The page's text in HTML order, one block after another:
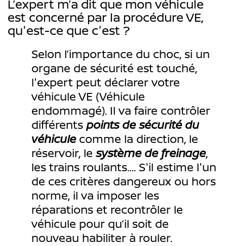
L’expert m’a dit que mon véhicule
est concerné par la procédure VE,
qu'est-ce que c'est ?
Selon l’importance du choc, si un
organe de sécurité est touché,
l'expert peut déclarer votre
véhicule VE (Véhicule
endommagé). Il va faire contrôler
différentspoints de sécurité du
véhiculecomme la direction, le
réservoir, lesystème de freinage,
les trains roulants…. S'il estime l'un
de ces critères dangereux ou hors
norme, il va imposer les
réparations et recontrôler le
véhicule pour qu’il soit de
nouveau habiliter à rouler.